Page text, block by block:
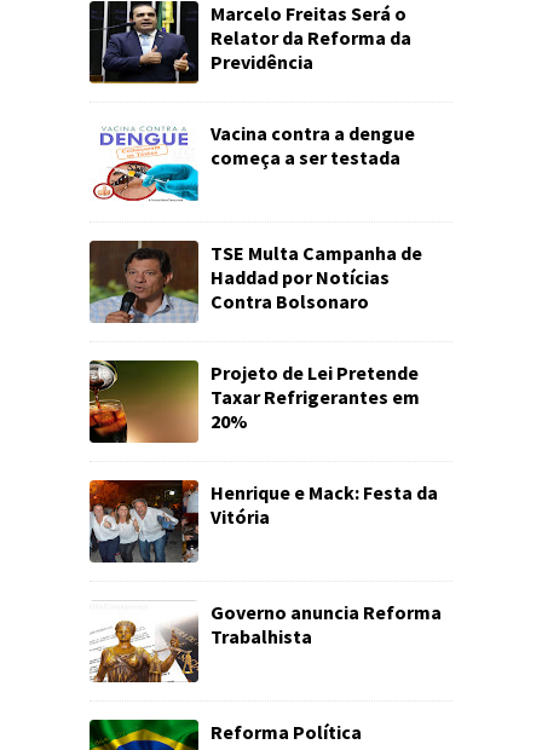
Marcelo Freitas Será o
Relator da Reforma da
Previdência
Vacina contra a dengue
começa a ser testada
TSE Multa Campanha de
Haddad por Notícias
Contra Bolsonaro
Projeto de Lei Pretende
Taxar Refrigerantes em
20%
Henrique e Mack: Festa da
Vitória
Governo anuncia Reforma
Trabalhista
Reforma Política